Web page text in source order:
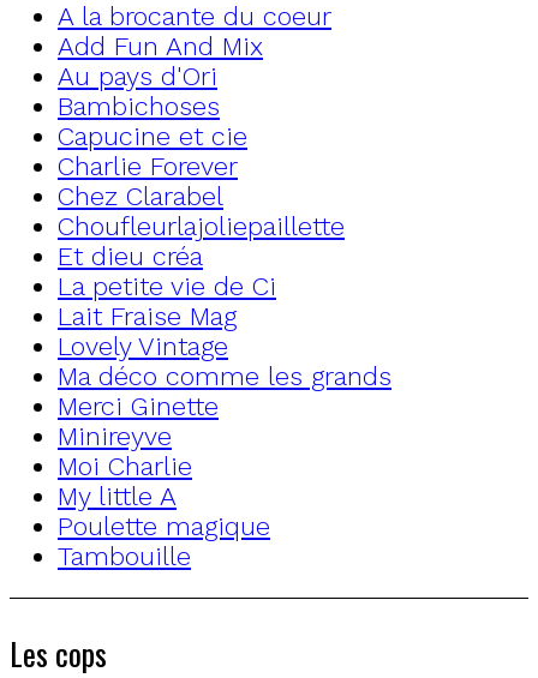
A la brocante du coeur
Add Fun And Mix
Au pays d'Ori
Bambichoses
Capucine et cie
Charlie Forever
Chez Clarabel
Choufleurlajoliepaillette
Et dieu créa
La petite vie de Ci
Lait Fraise Mag
Lovely Vintage
Ma déco comme les grands
Merci Ginette
Minireyve
Moi Charlie
My little A
Poulette magique
Tambouille
Les cops